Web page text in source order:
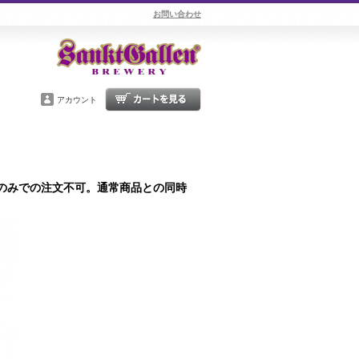
お問い合わせ
アカウント
での注文不可。通常商品との同時